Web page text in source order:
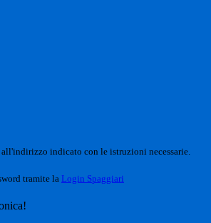
indicato con le istruzioni necessarie.
tramite la Login Spaggiari